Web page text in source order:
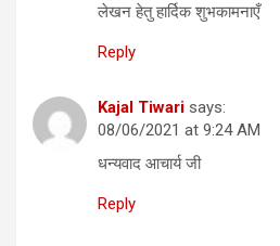
लेखन हेतु हार्दिक शुभकामनाएँ
Reply
Kajal Tiwari says:
08/06/2021 at 9:24 AM
धन्यवाद आचार्य जी
Reply